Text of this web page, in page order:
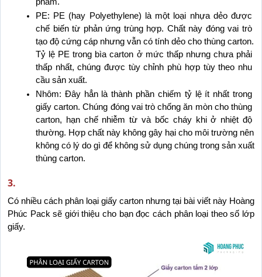
phẩm.
PE: PE (hay Polyethylene) là một loại nhựa dẻo được
chế biến từ phản ứng trùng hợp. Chất này đóng vai trò
tạo độ cứng cáp nhưng vẫn có tính dẻo cho thùng carton.
Tỷ lệ PE trong bìa carton ở mức thấp nhưng chưa phải
thấp nhất, chúng được tùy chỉnh phù hợp tùy theo nhu
cầu sản xuất.
Nhôm: Đây hẳn là thành phần chiếm tỷ lệ ít nhất trong
giấy carton. Chúng đóng vai trò chống ăn mòn cho thùng
carton, hạn chế nhiễm từ và bốc cháy khi ở nhiệt độ
thường. Hợp chất này không gây hại cho môi trường nên
không có lý do gì để không sử dụng chúng trong sản xuất
thùng carton.
3.
Có nhiều cách phân loại giấy carton nhưng tại bài viết này Hoàng
Phúc Pack sẽ giới thiệu cho bạn đọc cách phân loại theo số lớp
giấy.